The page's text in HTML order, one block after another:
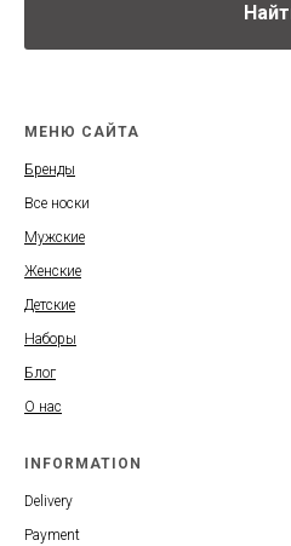
МЕНЮ САЙТА
Бренды
Все носки
Мужские
Женские
Детские
Наборы
Блог
О нас
INFORMATION
Delivery
Payment